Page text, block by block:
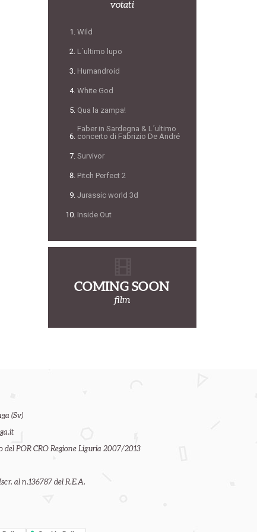
votati
Wild
L´ultimo lupo
Humandroid
White God
Qua la zampa!
Faber in Sardegna & L´ultimo
concerto di Fabrizio De André
Survivor
Pitch Perfect 2
Jurassic world 3d
Inside Out
COMING SOON
film
(Sv)
POR CRO Regione Liguria 2007/2013
al n.136787 del R.E.A.